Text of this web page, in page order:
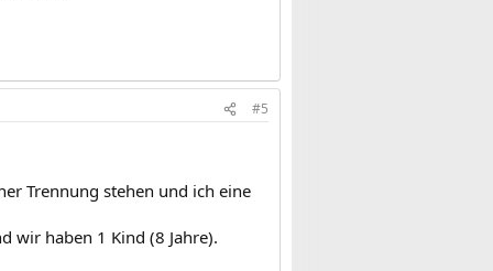
#5
Trennung stehen und ich eine
wir haben 1 Kind (8 Jahre).